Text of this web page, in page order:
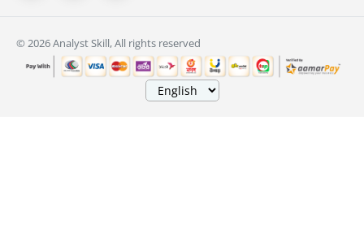
© 2026 Analyst Skill, All rights reserved